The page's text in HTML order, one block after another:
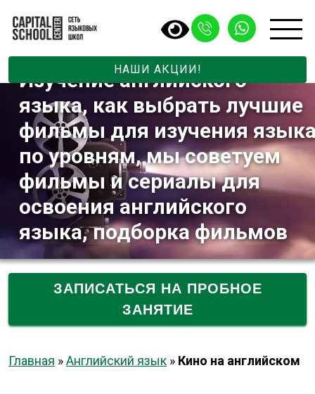
НАШИ АКЦИИ!
Изучение английского
языка, как выбрать лучшие
фильмы для изучения
по уровням, мы советуем
фильмы и сериалы для
освоения английского
языка, подборка фильмов
ЗАПИСАТЬСЯ НА ПРОБНОЕ
ЗАНЯТИЕ
Главная »Английский язык » Кино на английском